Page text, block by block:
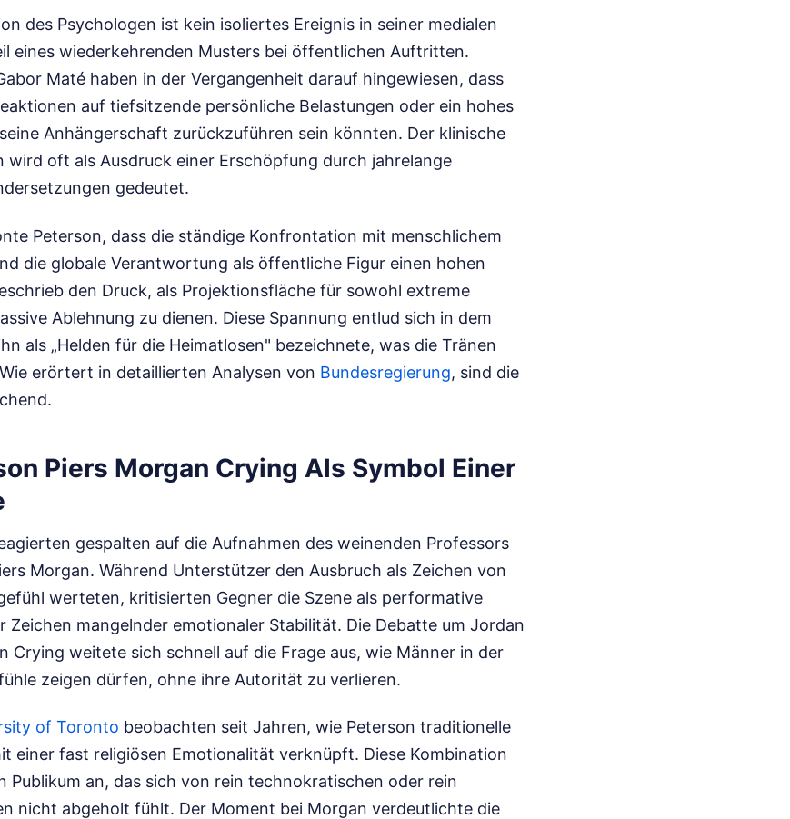
des Psychologen ist kein isoliertes Ereignis in seiner medialen
eines wiederkehrenden Musters bei öffentlichen Auftritten.
Maté haben in der Vergangenheit darauf hingewiesen, dass
auf tiefsitzende persönliche Belastungen oder ein hohes
Anhängerschaft zurückzuführen sein könnten. Der klinische
wird oft als Ausdruck einer Erschöpfung durch jahrelange
gedeutet.
Peterson, dass die ständige Konfrontation mit menschlichem
die globale Verantwortung als öffentliche Figur einen hohen
den Druck, als Projektionsfläche für sowohl extreme
Ablehnung zu dienen. Diese Spannung entlud sich in dem
als „Helden für die Heimatlosen" bezeichnete, was die Tränen
Wie erörtert in detaillierten Analysen von Bundesregierung, sind die
Piers Morgan Crying Als Symbol Einer
gespalten auf die Aufnahmen des weinenden Professors
Morgan. Während Unterstützer den Ausbruch als Zeichen von
werteten, kritisierten Gegner die Szene als performative
Zeichen mangelnder emotionaler Stabilität. Die Debatte um Jordan
Crying weitete sich schnell auf die Frage aus, wie Männer in der
zeigen dürfen, ohne ihre Autorität zu verlieren.
of Toronto beobachten seit Jahren, wie Peterson traditionelle
einer fast religiösen Emotionalität verknüpft. Diese Kombination
Publikum an, das sich von rein technokratischen oder rein
nicht abgeholt fühlt. Der Moment bei Morgan verdeutlichte die